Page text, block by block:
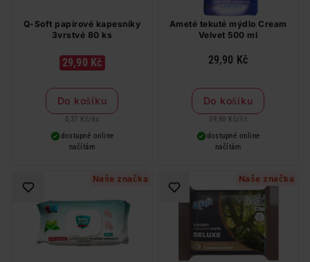
Q-Soft papírové kapesníky
3vrstvé 80 ks
29,90 Kč
Do košíku
0,37 Kč/ ks
dostupné online
načítám
Ameté tekuté mýdlo Cream
Velvet 500 ml
29,90 Kč
Do košíku
59,80 Kč/ lit
dostupné online
načítám
Naše značka Naše značka